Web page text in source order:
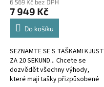
6 569 Kč bez DPH
7 949 Kč
Do košíku
SEZNAMTE SE S TAŠKAMI KJUST
ZA 20 SEKUND... Chcete se
dozvědět všechny výhody,
které mají tašky přizpůsobené